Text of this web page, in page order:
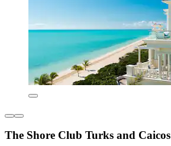
The Shore Club Turks and Caicos